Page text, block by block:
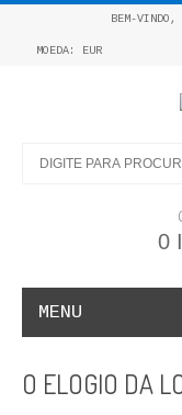
BEM-VINDO,
MOEDA: EUR
0
MENU
O ELOGIO DA